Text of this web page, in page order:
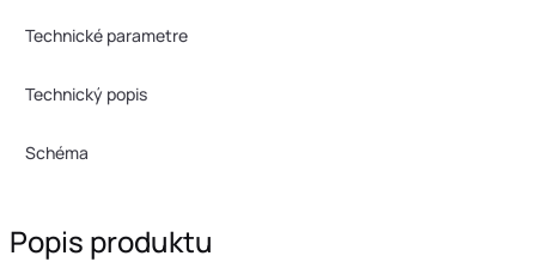
Technické parametre
Technický popis
Schéma
Popis produktu